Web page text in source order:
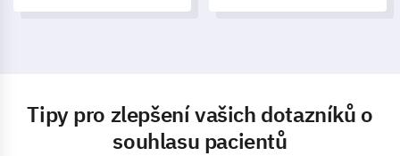
Tipy pro zlepšení vašich dotazníků o
souhlasu pacientů